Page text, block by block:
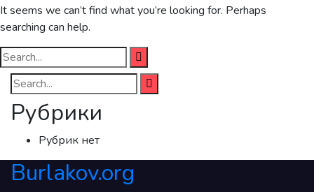
It seems we can’t find what you’re looking for. Perhaps
searching can help.
Рубрики
Рубрик нет
Burlakov.org